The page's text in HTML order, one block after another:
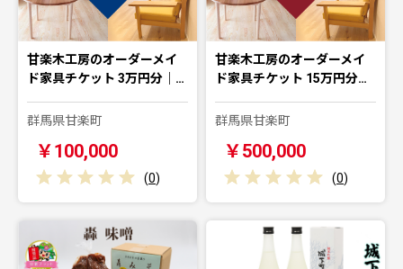
甘楽木工房のオーダーメイ
ド家具チケット 3万円分｜…
群馬県甘楽町
￥100,000
(0)
甘楽木工房のオーダーメイ
ド家具チケット 15万円分…
群馬県甘楽町
￥500,000
(0)